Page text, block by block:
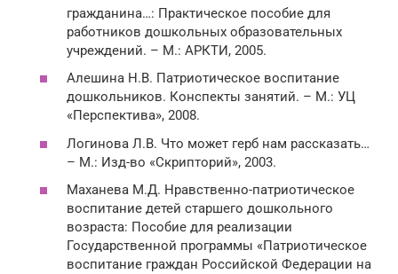
гражданина…: Практическое пособие для
работников дошкольных образовательных
учреждений. – М.: АРКТИ, 2005.
Алешина Н.В. Патриотическое воспитание
дошкольников. Конспекты занятий. – М.: УЦ
«Перспектива», 2008.
Логинова Л.В. Что может герб нам рассказать…
– М.: Изд-во «Скрипторий», 2003.
Маханева М.Д. Нравственно-патриотическое
воспитание детей старшего дошкольного
возраста: Пособие для реализации
Государственной программы «Патриотическое
воспитание граждан Российской Федерации на